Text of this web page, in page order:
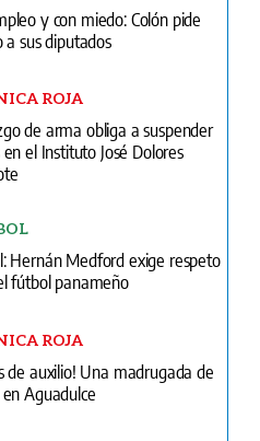
de arma obliga a suspender
el Instituto José Dolores
Hernán Medford exige respeto
fútbol panameño
ROJA
de auxilio! Una madrugada de
Aguadulce
ROJA
pena de 30 años por
cometido en Los Cántaros